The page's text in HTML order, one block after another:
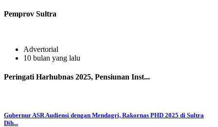
Pemprov Sultra
Advertorial
10 bulan yang lalu
Peringati Harhubnas 2025, Pensiunan Inst...
Gubernur ASR Audiensi dengan Mendagri, Rakornas PHD 2025 di Sultra
Dih...